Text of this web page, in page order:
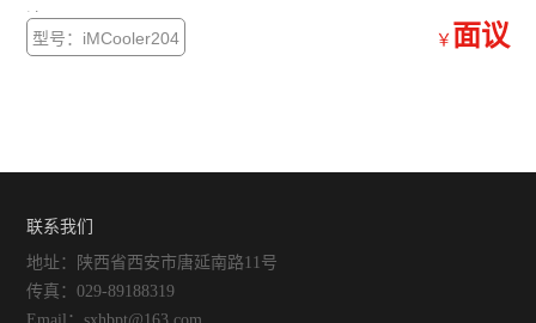
达-20℃。
型号：iMCooler204 ￥ 面议
联系我们
地址：陕西省西安市唐延南路11号
传真：029-89188319